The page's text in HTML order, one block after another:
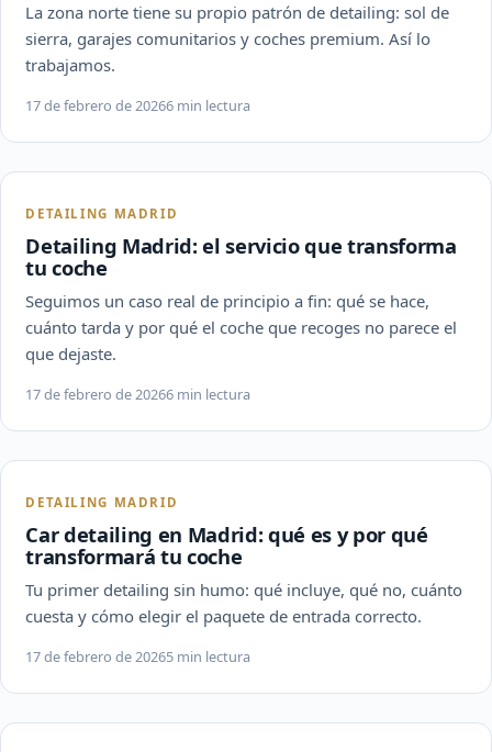
La zona norte tiene su propio patrón de detailing: sol de
sierra, garajes comunitarios y coches premium. Así lo
trabajamos.
17 de febrero de 20266 min lectura
DETAILING MADRID
Detailing Madrid: el servicio que transforma
tu coche
Seguimos un caso real de principio a fin: qué se hace,
cuánto tarda y por qué el coche que recoges no parece el
que dejaste.
17 de febrero de 20266 min lectura
DETAILING MADRID
Car detailing en Madrid: qué es y por qué
transformará tu coche
Tu primer detailing sin humo: qué incluye, qué no, cuánto
cuesta y cómo elegir el paquete de entrada correcto.
17 de febrero de 20265 min lectura